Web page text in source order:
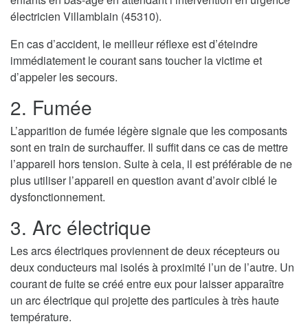
électricien Villamblain (45310).
En cas d’accident, le meilleur réflexe est d’éteindre
immédiatement le courant sans toucher la victime et
d’appeler les secours.
2. Fumée
L’apparition de fumée légère signale que les composants
sont en train de surchauffer. Il suffit dans ce cas de mettre
l’appareil hors tension. Suite à cela, il est préférable de ne
plus utiliser l’appareil en question avant d’avoir ciblé le
dysfonctionnement.
3. Arc électrique
Les arcs électriques proviennent de deux récepteurs ou
deux conducteurs mal isolés à proximité l’un de l’autre. Un
courant de fuite se créé entre eux pour laisser apparaître
un arc électrique qui projette des particules à très haute
température.